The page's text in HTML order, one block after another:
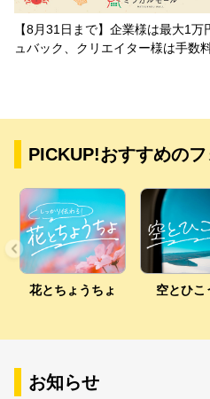
【8月31日まで】企業様は最大1万
ュバック、クリエイター様は手数
PICKUP!おすすめのフ
花とちょうちょ 空とひこ
お知らせ